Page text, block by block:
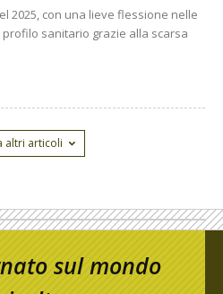
2025, con una lieve flessione nelle
sanitario grazie alla scarsa
altri articoli
sul mondo